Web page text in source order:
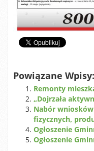
Powiązane Wpisy:
Remonty
„Dojrzała
Nabór
fizycznych,
Ogłoszenie
Ogłoszenie